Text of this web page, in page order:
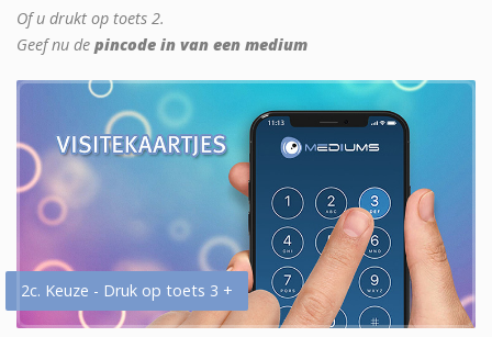
Of u drukt op toets 2.
Geef nu de pincode in van een medium
2c. Keuze - Druk op toets 3 +